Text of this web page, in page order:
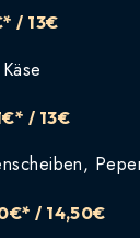
/ 13€
/ 13€
/ 14,50€